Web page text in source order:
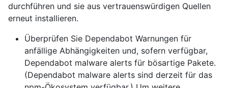
durchführen und sie aus vertrauenswürdigen Quellen
erneut installieren.
Überprüfen Sie Dependabot Warnungen für
anfällige Abhängigkeiten und, sofern verfügbar,
Dependabot malware alerts für bösartige Pakete.
(Dependabot malware alerts sind derzeit für das